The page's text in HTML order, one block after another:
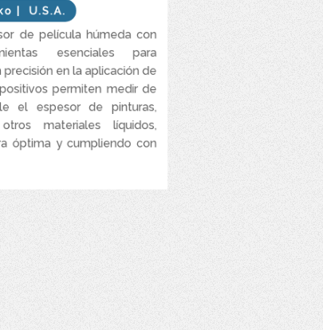
| U.S.A.
de película húmeda con
esenciales para
en la aplicación de
permiten medir de
el espesor de pinturas,
materiales líquidos,
óptima y cumpliendo con
o aluminio (económico y ligero).
Unidades de medición dobles:
de pulgada (mils) según el modelo.
Diseño versátil:
de 8, 6 o 4 caras.